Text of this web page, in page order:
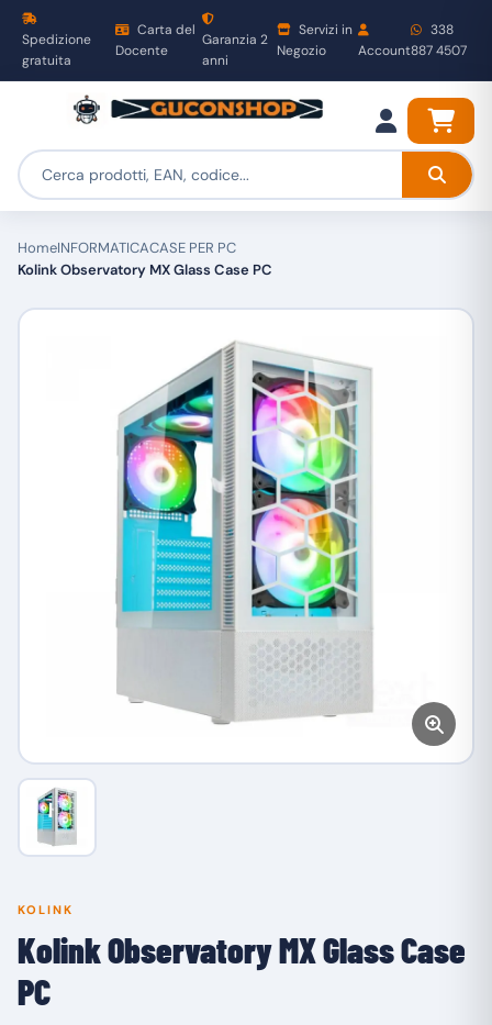
Spedizione
gratuita
Carta del
Docente
Garanzia 2
anni
Servizi in
Negozio
Account
338
887 4507
HomeINFORMATICACASE PER PC
Kolink Observatory MX Glass Case PC
KOLINK
Kolink Observatory MX Glass Case
PC